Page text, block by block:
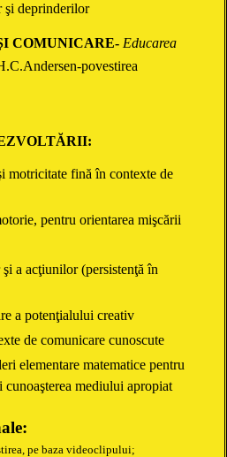
şi deprinderilor
COMUNICARE- Educarea
povestirea
motricitate fină în contexte de
pentru orientarea mişcării
a acţiunilor (persistenţă în
a potenţialului creativ
de comunicare cunoscute
elementare matematice pentru
cunoaşterea mediului apropiat
pe baza videoclipului;